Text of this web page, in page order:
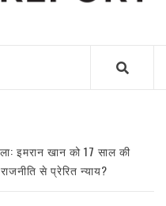
इमरान खान को 17 साल की
से प्रेरित न्याय?